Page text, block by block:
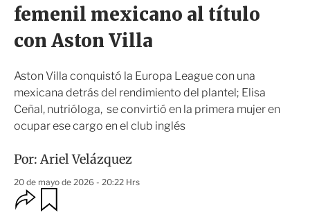
femenil mexicano al título
con Aston Villa
Aston Villa conquistó la Europa League con una
mexicana detrás del rendimiento del plantel; Elisa
Ceñal, nutrióloga, se convirtió en la primera mujer en
ocupar ese cargo en el club inglés
Por:Ariel Velázquez
20 de mayo de 2026 - 20:22 Hrs
O
p